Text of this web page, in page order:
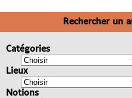
Rechercher un
Catégories
Lieux
Notions